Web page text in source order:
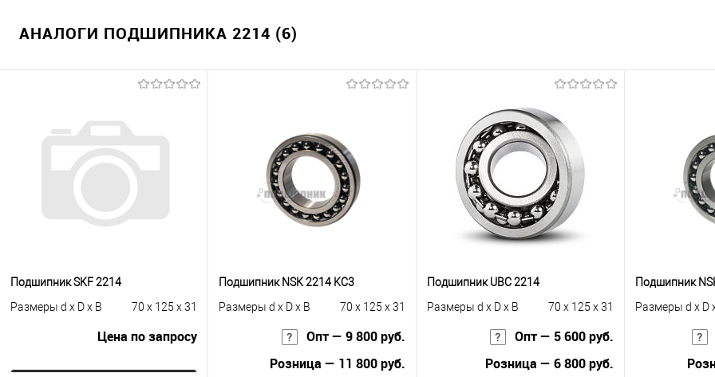
АНАЛОГИ ПОДШИПНИКА 2214 (6)
Подшипник SKF 2214
Размеры d x D x B
70 x 125 x 31
Цена по запросу
Подшипник NSK 2214 KС3
Размеры d x D x B
70 x 125 x 31
Опт — 9 800 руб.
Розница — 11 800 руб.
Подшипник UBC 2214
Размеры d x D x B
70 x 125 x 31
Опт — 5 600 руб.
Розница — 6 800 руб.
Подшипник
Размеры d x D